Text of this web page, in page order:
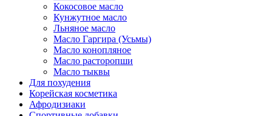
Кокосовое масло
Кунжутное масло
Льняное масло
Масло Гаргира (Усьмы)
Масло конопляное
Масло расторопши
Масло тыквы
Для похудения
Корейская косметика
Афродизиаки